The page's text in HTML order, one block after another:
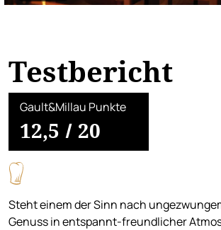
Testbericht
Gault&Millau Punkte
12,5 / 20
Steht einem der Sinn nach
Genuss in entspannt-freundlicher